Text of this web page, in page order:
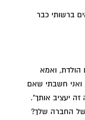
ברשותי כבר
הולדת, ואמא
חשבתי שאם
זה יעציב אותך".
של החברה שלך?